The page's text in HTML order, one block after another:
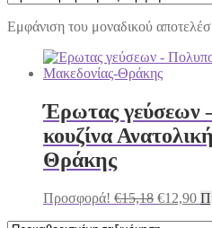
Εμφάνιση του μοναδικού
Έρωτας γεύσεων
κουζίνα
Θράκης
Προσφορά! €15,18 Original
€12,90Η